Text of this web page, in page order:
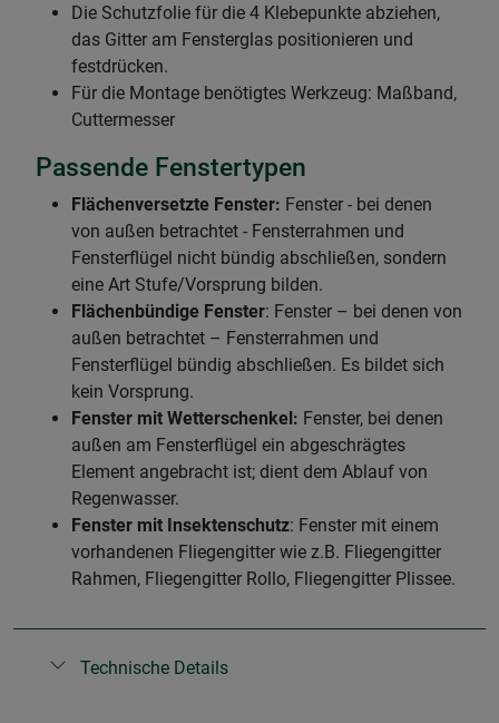
Die Schutzfolie für die 4 Klebepunkte abziehen,
das Gitter am Fensterglas positionieren und
festdrücken.
Für die Montage benötigtes Werkzeug: Maßband,
Cuttermesser
Passende Fenstertypen
Flächenversetzte Fenster: Fenster - bei denen
von außen betrachtet - Fensterrahmen und
Fensterflügel nicht bündig abschließen, sondern
eine Art Stufe/Vorsprung bilden.
Flächenbündige Fenster: Fenster – bei denen von
außen betrachtet – Fensterrahmen und
Fensterflügel bündig abschließen. Es bildet sich
kein Vorsprung.
Fenster mit Wetterschenkel: Fenster, bei denen
außen am Fensterflügel ein abgeschrägtes
Element angebracht ist; dient dem Ablauf von
Regenwasser.
Fenster mit Insektenschutz: Fenster mit einem
vorhandenen Fliegengitter wie z.B. Fliegengitter
Rahmen, Fliegengitter Rollo, Fliegengitter Plissee.
Technische Details